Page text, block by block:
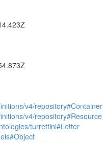
v4/repository#Container
v4/repository#Resource
turrettini#Letter